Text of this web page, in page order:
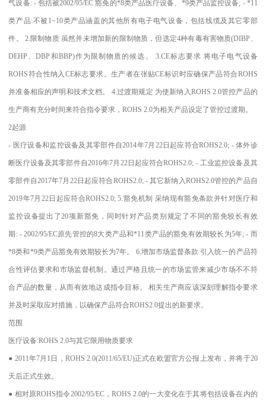
气设备: - 包括被2002/95/EC 豁免的*8类产品医疗设备、*9类产品监控设备; - *11
类产品:不被1~10类产品涵盖的其他所有电子电气设备，包括线缆及其它零部
件。 2.限制物质 虽然并未增加新的限制物质，但选定4种有毒有害物质(DIBP、
DEHP、DBP和BBP)作为限制物质的候选。 3.CE标志要求 将电子电气设备
ROHS符合性纳入CE标志要求。生产者在张贴CE标识时应确保产品符合ROHS
并准备相应的声明和技术文档。 4.过渡期规定 为使新纳入ROHS 2.0管控产品的
生产商有充分时间来符合指令要求，ROHS 2.0为相关产品设定了管控过渡期。
2起源
- 医疗设备和监控设备及其零部件自2014年7月22日起应符合ROHS2.0; - 体外诊
断医疗设备及其零部件自2016年7月22日起应符合ROHS2.0; - 工业监控设备及其
零部件自2017年7月22日起应符合ROHS2.0; - 其它新纳入ROHS2.0管控的产品自
2019年7月22日起应符合ROHS2.0; 5.豁免机制 采纳现有豁免条款并针对医疗和
监控设备提出了20项新豁免，同时针对产品类别规定了不同的豁免较长有效
期: - 2002/95/EC原先管控的8大类产品和*11类产品的豁免有效期较长为5年; - 而
*8类和*9类产品豁免有效期较长为7年。 6.增加市场监督条款 引入统一的产品符
合性评估要求和市场监督机制。通过严格且统一的市场监管来减少市场不不符
合产品的数量，从而有效地达成指令目标。 相关生产商应该深刻理解指令要求
并及时采取应对措施，以确保产品符合ROHS2.0提出的新要求。
范围
医疗设备:ROHS 2.0与其它限用物质要求
● 2011年7月1日，ROHS 2.0(2011/65/EU)正式在欧盟官方公报上发布，并将于20
天后正式生效。
● 相对原ROHS指令2002/95/EC，ROHS 2.0的一大变化在于其将包括设备在内的